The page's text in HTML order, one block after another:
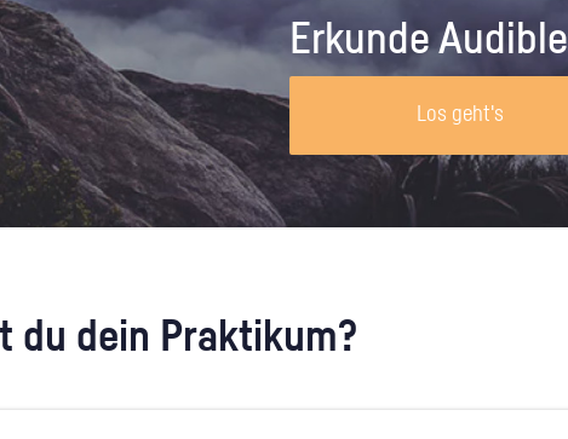
Unternehmen lohnt, wie man sich
vorbereitet und wie ein Vorab-Anruf
abläuft.
Erkunde Audible
Los geht's
du dein Praktikum?